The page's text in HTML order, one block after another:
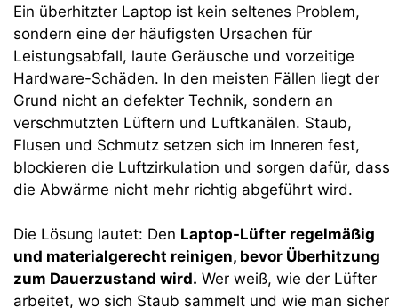
Ein überhitzter Laptop ist kein seltenes Problem,
sondern eine der häufigsten Ursachen für
Leistungsabfall, laute Geräusche und vorzeitige
Hardware-Schäden. In den meisten Fällen liegt der
Grund nicht an defekter Technik, sondern an
verschmutzten Lüftern und Luftkanälen. Staub,
Flusen und Schmutz setzen sich im Inneren fest,
blockieren die Luftzirkulation und sorgen dafür, dass
die Abwärme nicht mehr richtig abgeführt wird.
Die Lösung lautet: Den Laptop-Lüfter regelmäßig
und materialgerecht reinigen, bevor Überhitzung
zum Dauerzustand wird. Wer weiß, wie der Lüfter
arbeitet, wo sich Staub sammelt und wie man sicher